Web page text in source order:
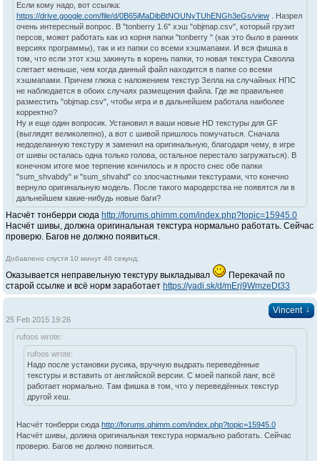
Если кому надо, вот ссылка:
https://drive.google.com/file/d/0B65jMaDibBtNOUNyTUhENGh3eGs/view . Назрел
очень интересный вопрос. В "tonberry 1.6" хэш "objmap.csv", который грузит
персов, может работать как из корня папки "tonberry " (как это было в ранних
версиях программы), так и из папки со всеми хэшмапами. И вся фишка в
том, что если этот хэш закинуть в корень папки, то новая текстура Скволла
слетает меньше, чем когда данный файл находится в папке со всеми
хэшмапами. Причем глюка с наложением текстур Зелла на случайных НПС
не наблюдается в обоих случаях размещения файла. Где же правильнее
разместить "objmap.csv", чтобы игра и в дальнейшем работала наиболее
корректно?
Ну и еще один вопросик. Установил я ваши новые HD текстуры для GF
(выглядят великолепно), а вот с шивой пришлось помучаться. Сначала
недоделанную текстуру я заменил на оригинальную, благодаря чему, в игре
от шивы осталась одна только голова, остальное перестало загружаться). В
конечном итоге мое терпение кончилось и я просто снес обе папки
"sum_shvabdy" и "sum_shvahd" со злосчастными текстурами, что конечно
вернуло оригинальную модель. После такого мародерства не появятся ли в
дальнейшем какие-нибудь новые баги?
Насчёт тонберри сюда http://forums.qhimm.com/index.php?topic=15945.0
Насчёт шивы, должна оригинальная текстура нормально работать. Сейчас
проверю. Багов не должно появиться.
Добавлено спустя 10 минут 46 секунд:
Оказывается неправельную текстуру выкладывал
Перекачай по
старой ссылке и всё норм заработает https://yadi.sk/d/mErj9WmzeDt33
Vincent ↓
25 Feb 2015 19:26
rufoos wrote:
rufoos wrote:
Надо после установки русика, вручную выдрать переведённые
текстуры и вставить от английской версии. С моей папкой ланг, всё
работает нормально. Там фишка в том, что у переведённых текстур
другой хеш.
Насчёт тонберри сюда http://forums.qhimm.com/index.php?topic=15945.0
Насчёт шивы, должна оригинальная текстура нормально работать. Сейчас
проверю. Багов не должно появиться.